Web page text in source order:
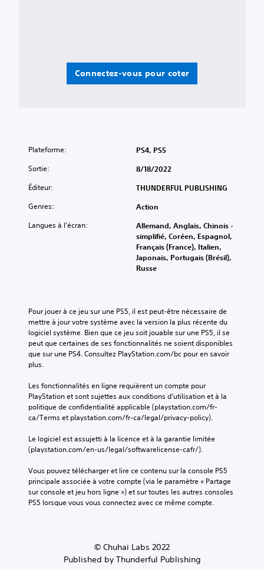
Connectez-vous pour coter
Plateforme: PS4, PS5
Sortie: 8/18/2022
Éditeur: THUNDERFUL PUBLISHING
Genres: Action
Langues à l’écran:
Allemand, Anglais, Chinois -
simplifié, Coréen, Espagnol,
Français (France), Italien,
Japonais, Portugais (Brésil),
Russe
Pour jouer à ce jeu sur une PS5, il est peut-être nécessaire de
mettre à jour votre système avec la version la plus récente du
logiciel système. Bien que ce jeu soit jouable sur une PS5, il se
peut que certaines de ses fonctionnalités ne soient disponibles
que sur une PS4. Consultez PlayStation.com/bc pour en savoir
plus.
Les fonctionnalités en ligne requièrent un compte pour
PlayStation et sont sujettes aux conditions d’utilisation et à la
politique de confidentialité applicable (playstation.com/fr-
ca/Terms et playstation.com/fr-ca/legal/privacy-policy).
Le logiciel est assujetti à la licence et à la garantie limitée
(playstation.com/en-us/legal/softwarelicense-cafr/).
Vous pouvez télécharger et lire ce contenu sur la console PS5
principale associée à votre compte (via le paramètre « Partage
sur console et jeu hors ligne ») et sur toutes les autres consoles
PS5 lorsque vous vous connectez avec ce même compte.
© Chuhai Labs 2022
Published by Thunderful Publishing